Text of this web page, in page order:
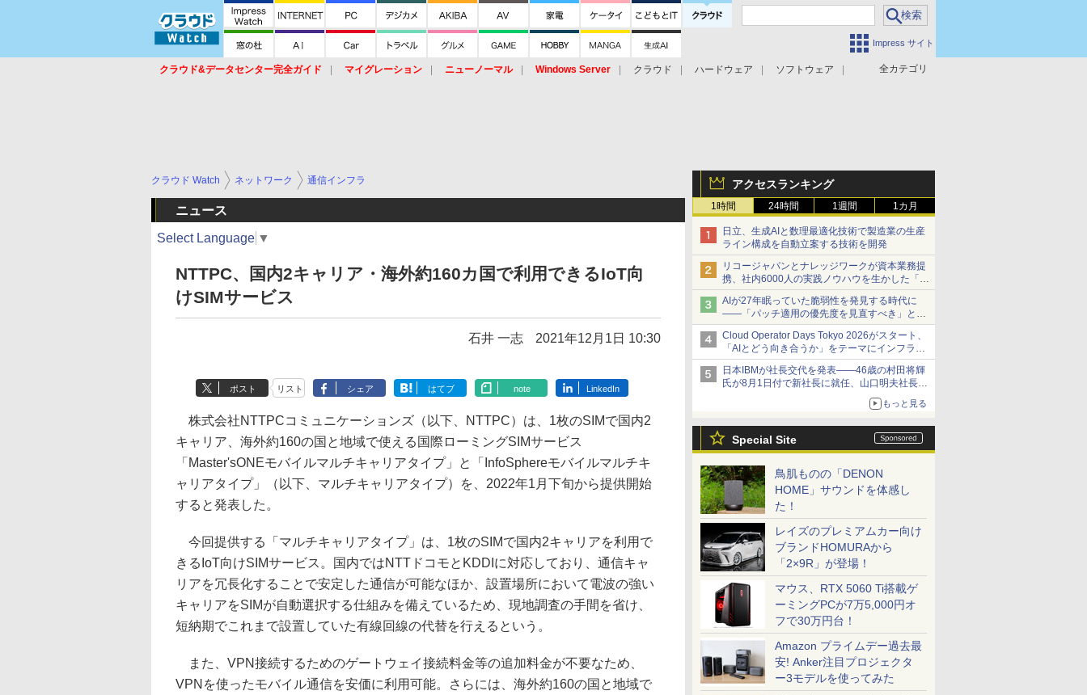
Impress サイト
全カテゴリ
クラウド&データセンター完全ガイド マイグレーション ニューノーマル Windows Server クラウド ハードウェア
ソフトウェア
アクセスランキング
1時間 24時間 1週間 1カ月
日立、生成AIと数理最適化技術で製造業の生産
ライン構成を自動立案する技術を開発
リコージャパンとナレッジワークが資本業務提
携、社内6000人の実践ノウハウを生かした「AI
商談記録 for RICOH」を展開へ
AIが27年眠っていた脆弱性を発見する時代に
――「パッチ適用の優先度を見直すべき」とセ
キュリティ専門家
Cloud Operator Days Tokyo 2026がスタート、
「AIとどう向き合うか」をテーマにインフラ運
用の知見を集約
日本IBMが社長交代を発表――46歳の村田将輝
氏が8月1日付で新社長に就任、山口明夫社長は
もっと見る
Special Site
鳥肌ものの「DENON
HOME」サウンドを体感し
た！
レイズのプレミアムカー向け
ブランドHOMURAから
「2×9R」が登場！
マウス、RTX 5060 Ti搭載ゲ
ーミングPCが7万5,000円オ
フで30万円台！
Amazon プライムデー過去最
安! Anker注目プロジェクタ
ー3モデルを使ってみた
クラウド Watch ネットワーク 通信インフラ
ニュース
Select Language ▼
NTTPC、国内2キャリア・海外約160カ国で利用できるIoT向
けSIMサービス
石井 一志 2021年12月1日 10:30
ポスト リスト シェア はてブ note LinkedIn
株式会社NTTPCコミュニケーションズ（以下、NTTPC）は、1枚のSIMで国内2
キャリア、海外約160の国と地域で使える国際ローミングSIMサービス
「Master'sONEモバイルマルチキャリアタイプ」と「InfoSphereモバイルマルチキ
ャリアタイプ」（以下、マルチキャリアタイプ）を、2022年1月下旬から提供開始
すると発表した。
今回提供する「マルチキャリアタイプ」は、1枚のSIMで国内2キャリアを利用で
きるIoT向けSIMサービス。国内ではNTTドコモとKDDIに対応しており、通信キャ
リアを冗長化することで安定した通信が可能なほか、設置場所において電波の強い
キャリアをSIMが自動選択する仕組みを備えているため、現地調査の手間を省け、
短納期でこれまで設置していた有線回線の代替を行えるという。
また、VPN接続するためのゲートウェイ接続料金等の追加料金が不要なため、
VPNを使ったモバイル通信を安価に利用可能。さらには、海外約160の国と地域で